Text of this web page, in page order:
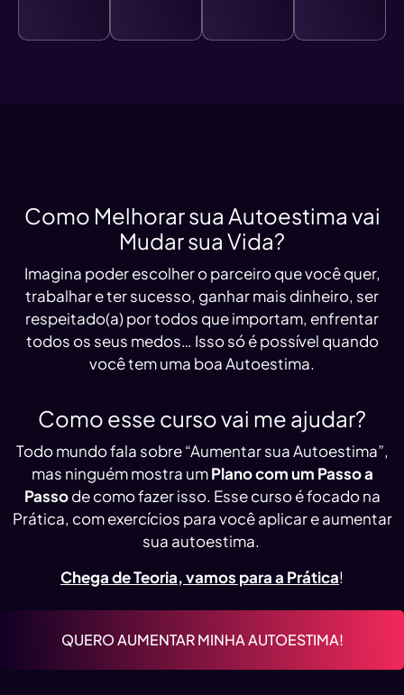
Como Melhorar sua Autoestima vai
Mudar sua Vida?
Imagina poder escolher o parceiro que você quer,
trabalhar e ter sucesso, ganhar mais dinheiro, ser
respeitado(a) por todos que importam, enfrentar
todos os seus medos… Isso só é possível quando
você tem uma boa Autoestima.
Como esse curso vai me ajudar?
QUERO AUMENTAR MINHA AUTOESTIMA!
Todo mundo fala sobre “Aumentar sua Autoestima”,
mas ninguém mostra umPlano com um Passo a
Passode como fazer isso. Esse curso é focado na
Prática, com exercícios para você aplicar e aumentar
sua autoestima.
Chega de Teoria, vamos para a Prática!